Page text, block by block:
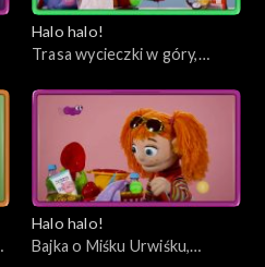
Halo halo!
Trasa wycieczki w góry,
Halo halo!
Bajka o Miśku Urwiśku,